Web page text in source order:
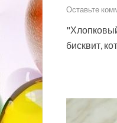
Оставьте
бисквит,